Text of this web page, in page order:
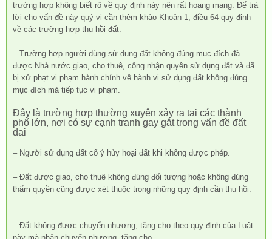
trường hợp không biết rõ về quy định này nên rất hoang mang. Để trả
lời cho vấn đề này quý vị cần thêm khảo Khoản 1, điều 64 quy định
về các trường hợp thu hồi đất.
– Trường hợp người dùng sử dụng đất không đúng mục đích đã
được Nhà nước giao, cho thuê, công nhận quyền sử dụng đất và đã
bị xử phạt vi phạm hành chính về hành vi sử dụng đất không đúng
mục đích mà tiếp tục vi phạm.
Đây là trường hợp thường xuyên xảy ra tại các thành
phố lớn, nơi có sự cạnh tranh gay gắt trong vấn đề đất
đai
– Người sử dụng đất cố ý hủy hoại đất khi không được phép.
– Đất được giao, cho thuê không đúng đối tượng hoặc không đúng
thẩm quyền cũng được xét thuộc trong những quy định cần thu hồi.
– Đất không được chuyển nhượng, tặng cho theo quy định của Luật